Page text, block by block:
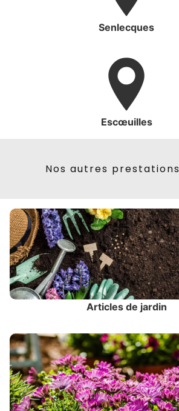
Senlecques
Escœuilles
Nos autres prestations
Articles de jardin